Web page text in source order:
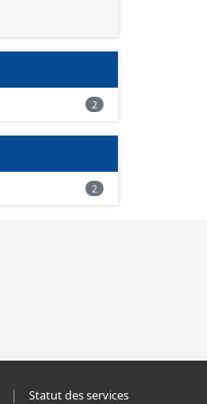
2
2
Statut des services